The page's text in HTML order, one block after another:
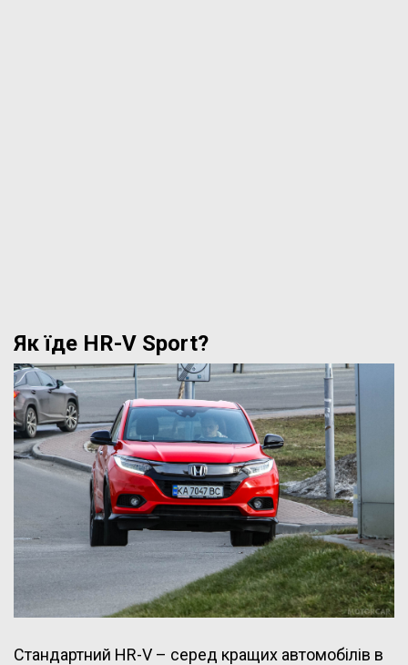
Як їде HR-V Sport?
Стандартний HR-V – серед кращих автомобілів в